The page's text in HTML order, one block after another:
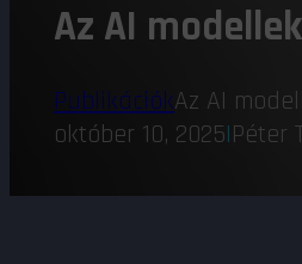
Az AI
PublikációkAz AI
október 10, 2025|Péter